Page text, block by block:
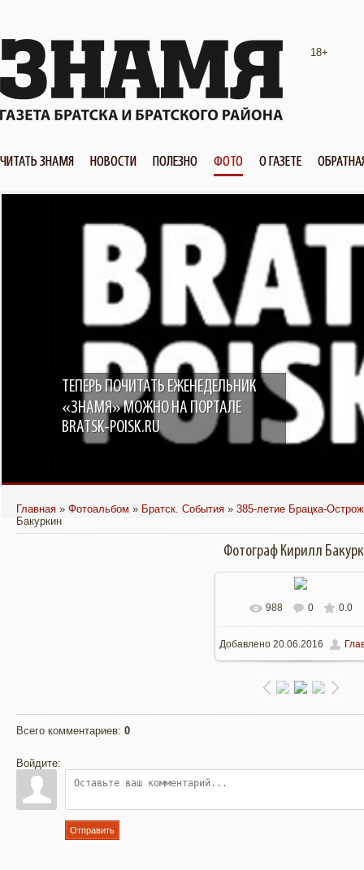
18+
ЧИТАТЬ ЗНАМЯ НОВОСТИ ПОЛЕЗНО ФОТО О ГАЗЕТЕ
ТЕПЕРЬ ПОЧИТАТЬ ЕЖЕНЕДЕЛЬНИК
«ЗНАМЯ» МОЖНО НА ПОРТАЛЕ
BRATSK-POISK.RU
Главная » Фотоальбом » Братск. События » 385-летие Брацка-
Бакуркин
Фотограф Кирилл
В реальном размере
1500x996/ 462.1Kb
988 0 0.0
Добавлено20.06.2016
Всего комментариев: 0
Войдите:
Отправить